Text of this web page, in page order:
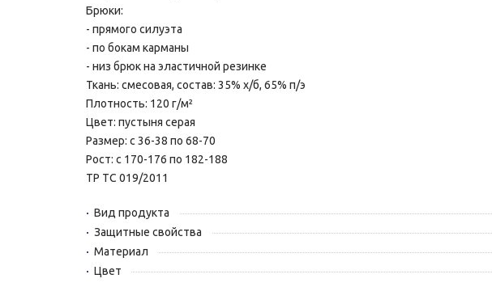
Брюки:
- прямого силуэта
- по бокам карманы
- низ брюк на эластичной резинке
Ткань: смесовая, состав: 35% х/б, 65% п/э
Плотность: 120 г/м²
Цвет: пустыня серая
Размер: с 36-38 по 68-70
Рост: с 170-176 по 182-188
ТР ТС 019/2011
Вид продукта
Защитные свойства
Материал
Цвет